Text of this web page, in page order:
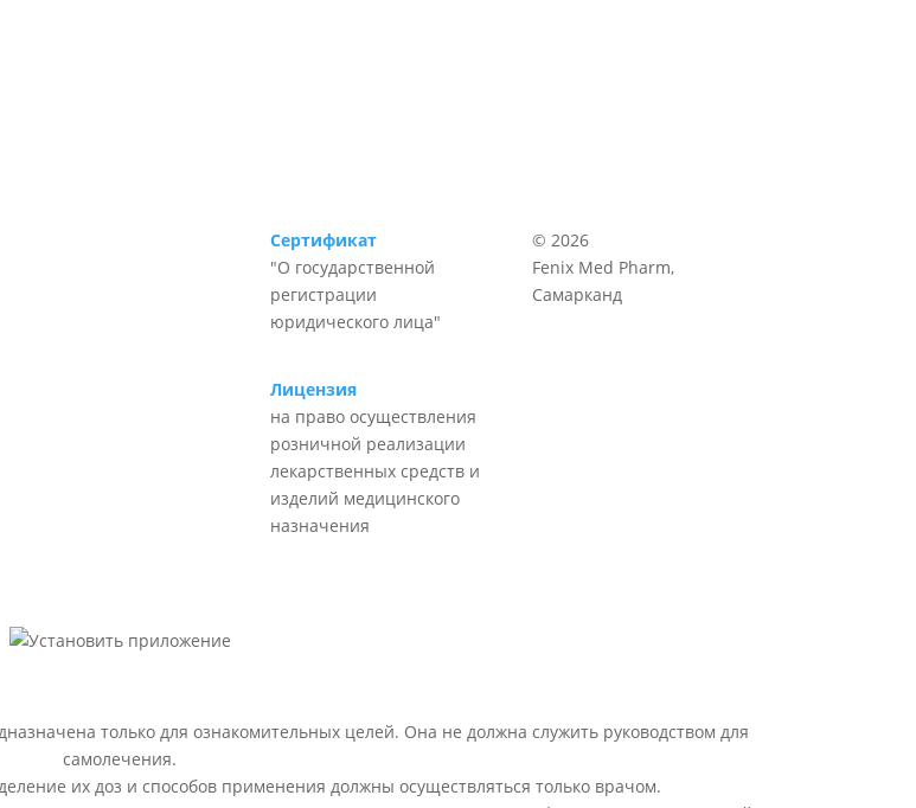
Сертификат
"О государственной
регистрации
юридического лица"
Лицензия
на право осуществления
розничной реализации
лекарственных средств и
изделий медицинского
назначения
© 2026
Fenix Med Pharm,
Самарканд
только для ознакомительных целей. Она не должна служить руководством для
самолечения.
их доз и способов применения должны осуществляться только врачом.